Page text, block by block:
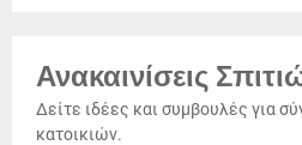
Ανακαινίσεις
Δείτε ιδέες και συμβουλές για
κατοικιών.